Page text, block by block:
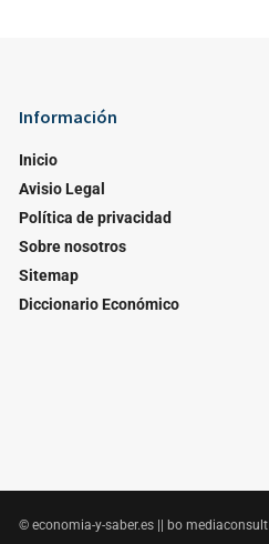
Información
Inicio
Avisio Legal
Política de privacidad
Sobre nosotros
Sitemap
Diccionario Económico
© economia-y-saber.es || bo mediaconsult